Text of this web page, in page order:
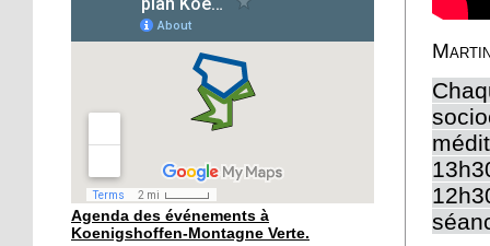
1 octobre 2019
Scolariser les enfants de
l'Hôtel de la rue : un vrai
1 octobre 2019
Hohberg : Ali, le dernier
des marchands
30 septembre 2019
Agenda des événements à
Koenigshoffen-Montagne Verte.